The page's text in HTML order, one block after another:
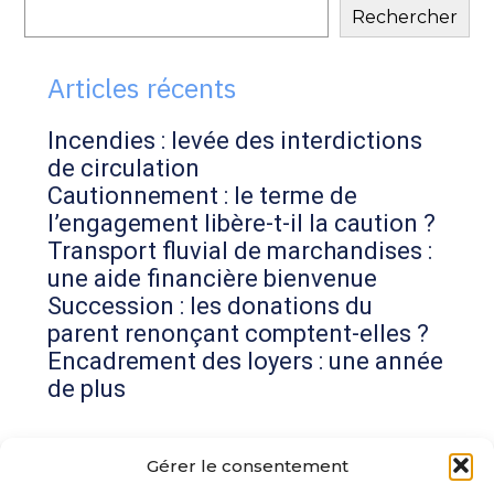
Gérer le consentement
sidebar
Rechercher
Articles récents
Incendies : levée des interdictions
de circulation
Cautionnement : le terme de
l’engagement libère-t-il la caution ?
Transport fluvial de marchandises :
une aide financière bienvenue
Succession : les donations du
parent renonçant comptent-elles ?
Encadrement des loyers : une année
de plus
Commentaires récents